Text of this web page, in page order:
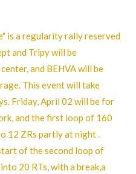
is a regularity rally reserved
and Tripy will be
and BEHVA will be
This event will take
Friday, April 02 will be for
and the first loop of 160
12 ZRs partly at night .
of the second loop of
20 RTs, with a break,a